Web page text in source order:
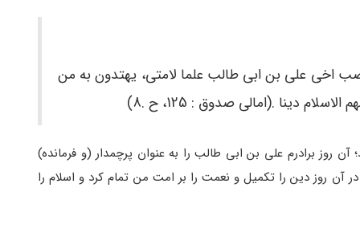
اخى على بن ابى طالب علما لامتى، یهتدون به من
دینا .(امالى صدوق : 125، ح .8)
برادرم على بن ابى طالب را به عنوان پرچمدار (و فرمانده)
روز دین را تکمیل و نعمت را بر امت من تمام کرد و اسلام را